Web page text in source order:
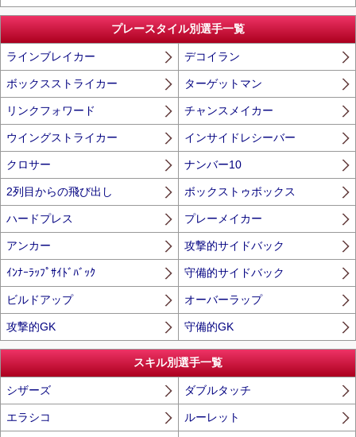
プレースタイル別選手一覧
ラインブレイカー デコイラン
ボックスストライカー ターゲットマン
リンクフォワード チャンスメイカー
ウイングストライカー インサイドレシーバー
クロサー ナンバー10
2列目からの飛び出し ボックストゥボックス
ハードプレス プレーメイカー
アンカー 攻撃的サイドバック
ｲﾝﾅｰﾗｯﾌﾟｻｲﾄﾞﾊﾞｯｸ 守備的サイドバック
ビルドアップ オーバーラップ
攻撃的GK 守備的GK
スキル別選手一覧
シザーズ ダブルタッチ
エラシコ ルーレット